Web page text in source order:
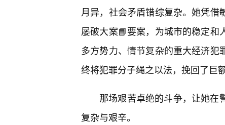
月异，社会矛盾错综复杂。她凭借
屡破大案📘要案，为城市的稳定和
多方势力、情节复杂的重大经济犯
终将犯罪分子绳之以法，挽回了巨
那场艰苦卓绝的斗争，让她在
复杂与艰辛。